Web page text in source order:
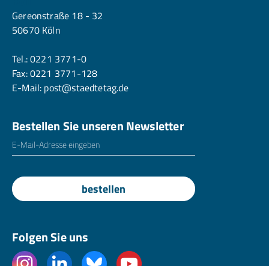
Gereonstraße 18 - 32
50670 Köln
Tel.:0221 3771-0
Fax: 0221 3771-128
E-Mail: post@staedtetag.de
Bestellen Sie unseren Newsletter
E-Mailadresse
bestellen
Folgen Sie uns